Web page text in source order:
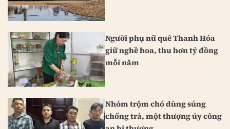
Người phụ nữ quê Thanh Hóa
giữ nghề hoa, thu hơn tỷ đồng
mỗi năm
Nhóm trộm chó dùng súng
chống trả, một thượng úy công